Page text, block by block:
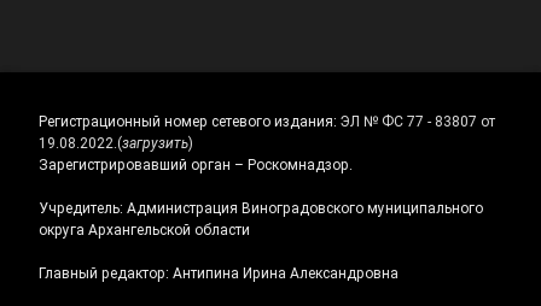
Регистрационный номер сетевого издания: ЭЛ № ФС 77 - 83807 от
19.08.2022.(загрузить)
Зарегистрировавший орган – Роскомнадзор.
Учредитель: Администрация Виноградовского муниципального
округа Архангельской области
Главный редактор: Антипина Ирина Александровна